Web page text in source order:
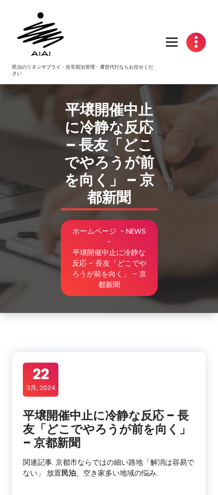
民泊のリネンサプライ・住宅宿泊管理・運営代行ならお任せくだ
さい
平壌開催中止
に冷静な反応
– 長友「どこ
でやろうが前
を向く」 – 京
都新聞
ホームページ - NEWS
-
平壌開催中止に冷静な
反応 – 長友「どこでや
ろうが前を向く」 – 京
都新聞
22
3月, 2024
平壌開催中止に冷静な反応 – 長
友「どこでやろうが前を向く」
– 京都新聞
関連記事. 京都市ならではの細い路地「解消は容易で
ない」 放置民泊、空き家多い地域の悩み.